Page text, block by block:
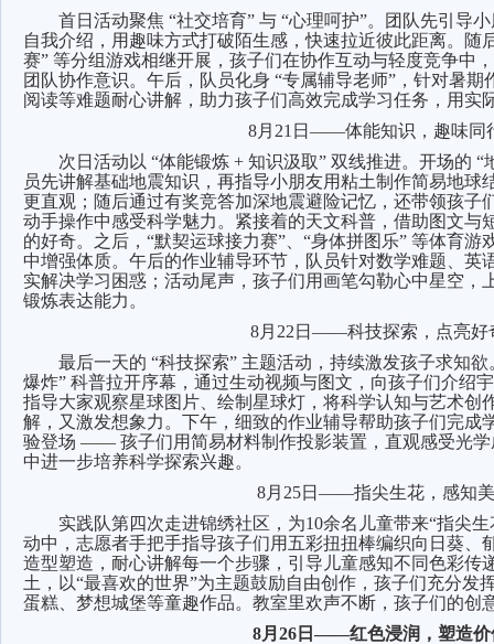
首日活动聚焦 “社交培育” 与 “心理呵护”。团队先引导
自我介绍，用趣味方式打破陌生感，快速拉近彼此距离。随
赛” 等分组游戏相继开展，孩子们在协作互动与轻度竞争中
团队协作意识。午后，队员化身 “专属辅导老师”，针对暑期
阅读等难题耐心讲解，助力孩子们高效完成学习任务，用实
8月21日——体能知识，趣味同
次日活动以 “体能锻炼 + 知识汲取” 双线推进。开场的 “
员先讲解基础地震知识，再指导小朋友用粘土制作简易地球
更直观；随后通过有奖竞答加深地震避险记忆，还带领孩子
动手操作中感受科学魅力。紧接着的天文科普，借助图文与
的好奇。之后，“默契运球接力赛”、“身体拼图乐” 等体育游
中增强体质。午后的作业辅导环节，队员针对数学难题、英
实解决学习困惑；活动尾声，孩子们用画笔勾勒心中星空，
锻炼表达能力。
8月22日——科技探索，点亮好
最后一天的 “科技探索” 主题活动，持续激发孩子求知
爆炸” 科普拉开序幕，通过生动视频与图文，向孩子们介绍
指导大家观察星球图片、绘制星球灯，将科学认知与艺术创
解，又激发想象力。下午，细致的作业辅导帮助孩子们完成
验登场 —— 孩子们用简易材料制作投影装置，直观感受光学
中进一步培养科学探索兴趣。
8月25日——指尖生花，感知
实践队第四次走进锦绣社区，为10余名儿童带来“指尖
动中，志愿者手把手指导孩子们用五彩扭扭棒编织向日葵、
造型塑造，耐心讲解每一个步骤，引导儿童感知不同色彩传
土，以“最喜欢的世界”为主题鼓励自由创作，孩子们充分发
蛋糕、梦想城堡等童趣作品。教室里欢声不断，孩子们的创
8月26日——红色浸润，塑造价